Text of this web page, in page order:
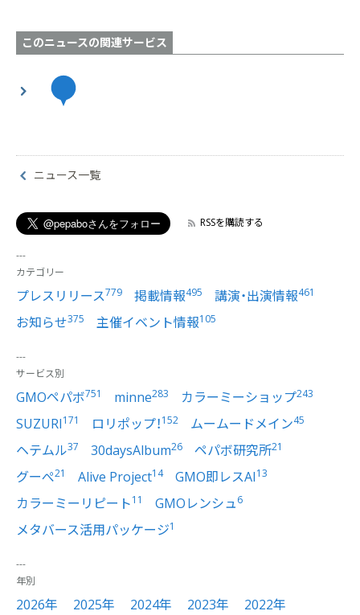
このニュースの関連サービス
ニュース一覧
RSSを購読する
カテゴリー
プレスリリース779 掲載情報495 講演・出演情報461
お知らせ375 主催イベント情報105
サービス別
GMOペパボ751 minne283 カラーミーショップ243
SUZURI171 ロリポップ！152 ムームードメイン45
ヘテムル37 30daysAlbum26 ペパボ研究所21
グーぺ21 Alive Project14 GMO即レスAI13
カラーミーリピート11 GMOレンシュ6
メタバース活用パッケージ1
年別
2026年 2025年 2024年 2023年
2022年